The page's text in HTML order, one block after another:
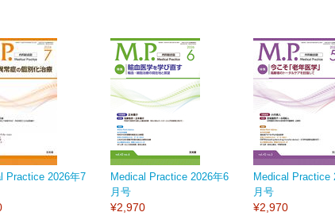
Practice 2026年7
Medical Practice 2026年6
月号
¥2,970
Medical Practice
月号
¥2,970